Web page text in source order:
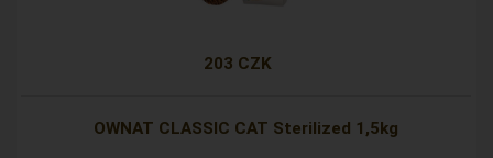
203 CZK
OWNAT CLASSIC CAT Sterilized 1,5kg